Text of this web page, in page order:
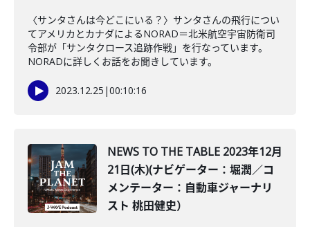
〈サンタさんは今どこにいる？〉サンタさんの飛行につい
てアメリカとカナダによるNORAD＝北米航空宇宙防衛司
令部が「サンタクロース追跡作戦」を行なっています。
NORADに詳しくお話をお聞きしています。
2023.12.25 |00:10:16
NEWS TO THE TABLE 2023年12月
21日(木)(ナビゲーター：堀潤／コ
メンテーター：自動車ジャーナリ
スト 桃田健史）